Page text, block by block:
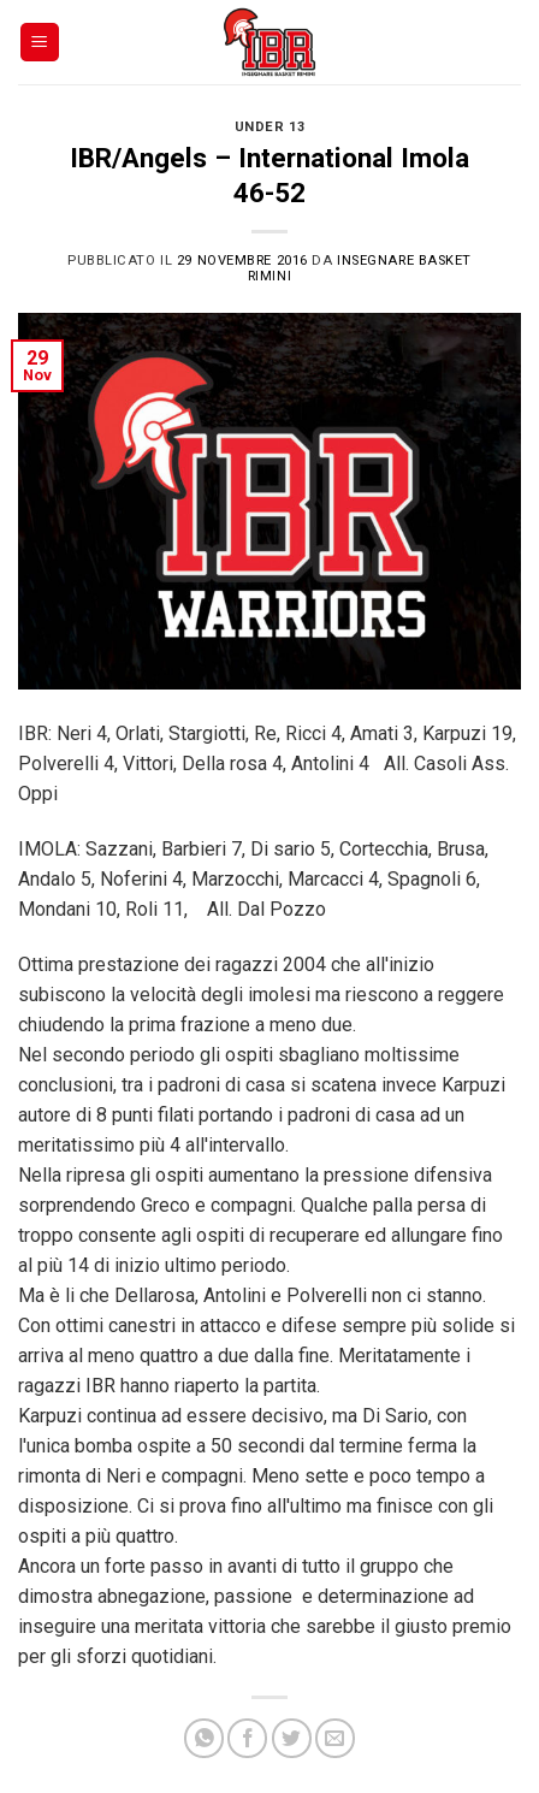
UNDER 13
IBR/Angels – International Imola
46-52
PUBBLICATO IL 29 NOVEMBRE 2016 DAINSEGNARE BASKET
RIMINI
29
Nov
IBR: Neri 4, Orlati, Stargiotti, Re, Ricci 4, Amati 3, Karpuzi 19,
Polverelli 4, Vittori, Della rosa 4, Antolini 4 All. Casoli Ass.
Oppi
IMOLA: Sazzani, Barbieri 7, Di sario 5, Cortecchia, Brusa,
Andalo 5, Noferini 4, Marzocchi, Marcacci 4, Spagnoli 6,
Mondani 10, Roli 11, All. Dal Pozzo
Ottima prestazione dei ragazzi 2004 che all'inizio
subiscono la velocità degli imolesi ma riescono a reggere
chiudendo la prima frazione a meno due.
Nel secondo periodo gli ospiti sbagliano moltissime
conclusioni, tra i padroni di casa si scatena invece Karpuzi
autore di 8 punti filati portando i padroni di casa ad un
meritatissimo più 4 all'intervallo.
Nella ripresa gli ospiti aumentano la pressione difensiva
sorprendendo Greco e compagni. Qualche palla persa di
troppo consente agli ospiti di recuperare ed allungare fino
al più 14 di inizio ultimo periodo.
Ma è li che Dellarosa, Antolini e Polverelli non ci stanno.
Con ottimi canestri in attacco e difese sempre più solide si
arriva al meno quattro a due dalla fine. Meritatamente i
ragazzi IBR hanno riaperto la partita.
Karpuzi continua ad essere decisivo, ma Di Sario, con
l'unica bomba ospite a 50 secondi dal termine ferma la
rimonta di Neri e compagni. Meno sette e poco tempo a
disposizione. Ci si prova fino all'ultimo ma finisce con gli
ospiti a più quattro.
Ancora un forte passo in avanti di tutto il gruppo che
dimostra abnegazione, passione e determinazione ad
inseguire una meritata vittoria che sarebbe il giusto premio
per gli sforzi quotidiani.